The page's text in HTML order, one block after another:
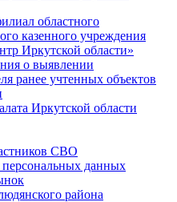
областного
казенного учреждения
Иркутской области»
о выявлении
ранее учтенных объектов
Иркутской области
СВО
данных
района